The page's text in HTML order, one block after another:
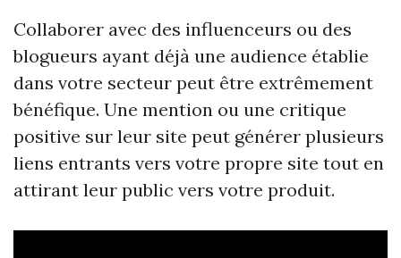
Collaborer avec des influenceurs ou des
blogueurs ayant déjà une audience établie
dans votre secteur peut être extrêmement
bénéfique. Une mention ou une critique
positive sur leur site peut générer plusieurs
liens entrants vers votre propre site tout en
attirant leur public vers votre produit.